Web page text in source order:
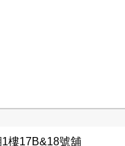
樓17B&18號舖